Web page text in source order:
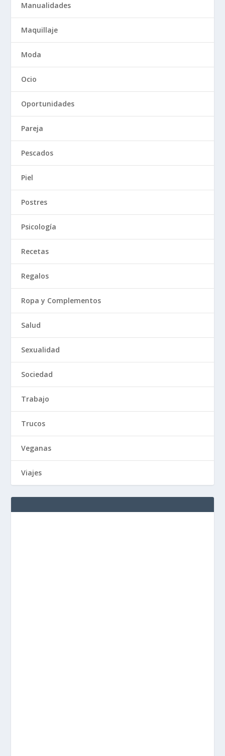
Manualidades
Maquillaje
Moda
Ocio
Oportunidades
Pareja
Pescados
Piel
Postres
Psicología
Recetas
Regalos
Ropa y Complementos
Salud
Sexualidad
Sociedad
Trabajo
Trucos
Veganas
Viajes